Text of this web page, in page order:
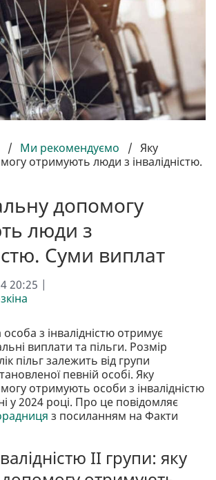
/ Ми рекомендуємо / Яку
отримують люди з інвалідністю.
допомогу
люди з
Суми виплат
20:25 |
особа з інвалідністю отримує
виплати та пільги. Розмір
пільг залежить від групи
певній особі. Яку
отримують особи з інвалідністю
у 2024 році. Про це повідомляє
з посиланням на Факти
II групи: яку